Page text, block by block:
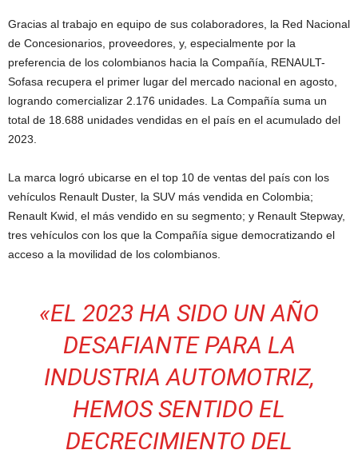
Gracias al trabajo en equipo de sus colaboradores, la Red Nacional
de Concesionarios, proveedores, y, especialmente por la
preferencia de los colombianos hacia la Compañía, RENAULT-
Sofasa recupera el primer lugar del mercado nacional en agosto,
logrando comercializar 2.176 unidades. La Compañía suma un
total de 18.688 unidades vendidas en el país en el acumulado del
2023.
La marca logró ubicarse en el top 10 de ventas del país con los
vehículos Renault Duster, la SUV más vendida en Colombia;
Renault Kwid, el más vendido en su segmento; y Renault Stepway,
tres vehículos con los que la Compañía sigue democratizando el
acceso a la movilidad de los colombianos.
«EL 2023 HA SIDO UN AÑO
DESAFIANTE PARA LA
INDUSTRIA AUTOMOTRIZ,
HEMOS SENTIDO EL
DECRECIMIENTO DEL